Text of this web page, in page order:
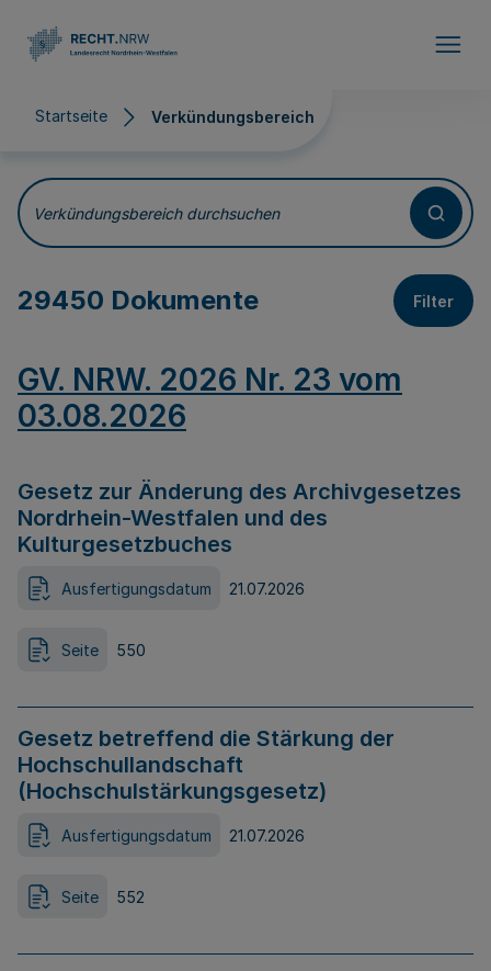
Startseite Verkündungsbereich
Verkündungsbereich
Verkündungsbereich durchsuchen
29450 Dokumente Filter
GV. NRW. 2026 Nr. 23 vom
03.08.2026
Gesetz zur Änderung des Archivgesetzes
Nordrhein-Westfalen und des
Kulturgesetzbuches
Ausfertigungsdatum 21.07.2026
Seite 550
Gesetz betreffend die Stärkung der
Hochschullandschaft
(Hochschulstärkungsgesetz)
Ausfertigungsdatum 21.07.2026
Seite 552